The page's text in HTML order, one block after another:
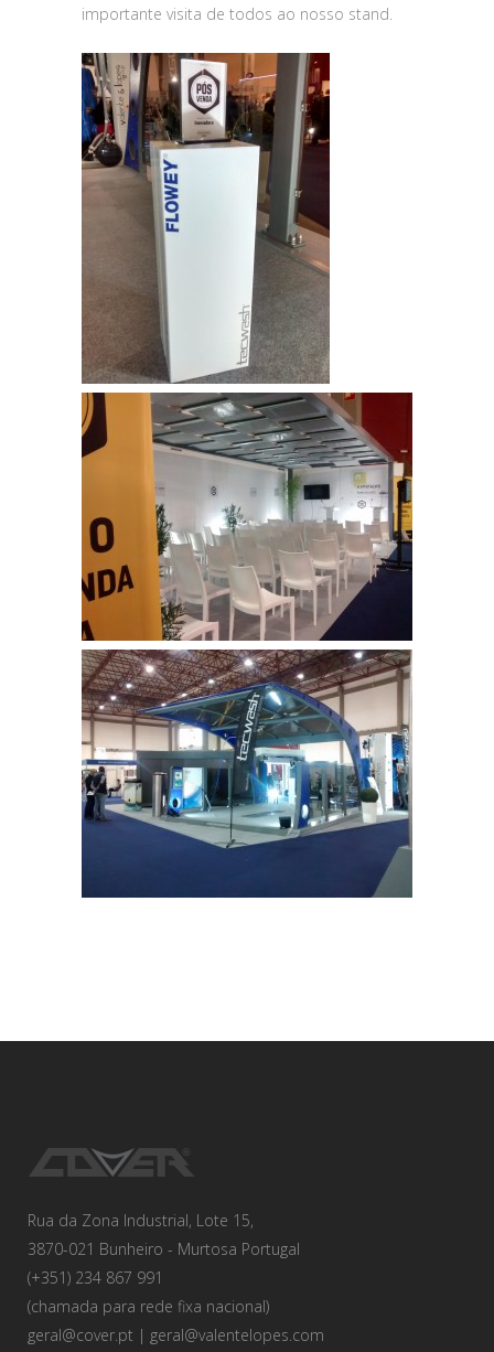
importante visita de todos ao nosso stand.
Rua da Zona Industrial, Lote 15,
3870-021 Bunheiro - Murtosa Portugal
(+351) 234 867 991
(chamada para rede fixa nacional)
geral@cover.pt | geral@valentelopes.com